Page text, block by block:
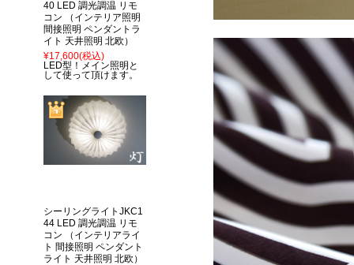
40 LED 調光調温 リモ
コン （インテリア照明
間接照明 ペンダントラ
イト 天井照明 北欧）
¥17,600(税込)
LED型！メイン照明と
して使って頂けます。
シーリングライトJKC1
44 LED 調光調温 リモ
コン （インテリアライ
ト 間接照明 ペンダント
ライト 天井照明 北欧）